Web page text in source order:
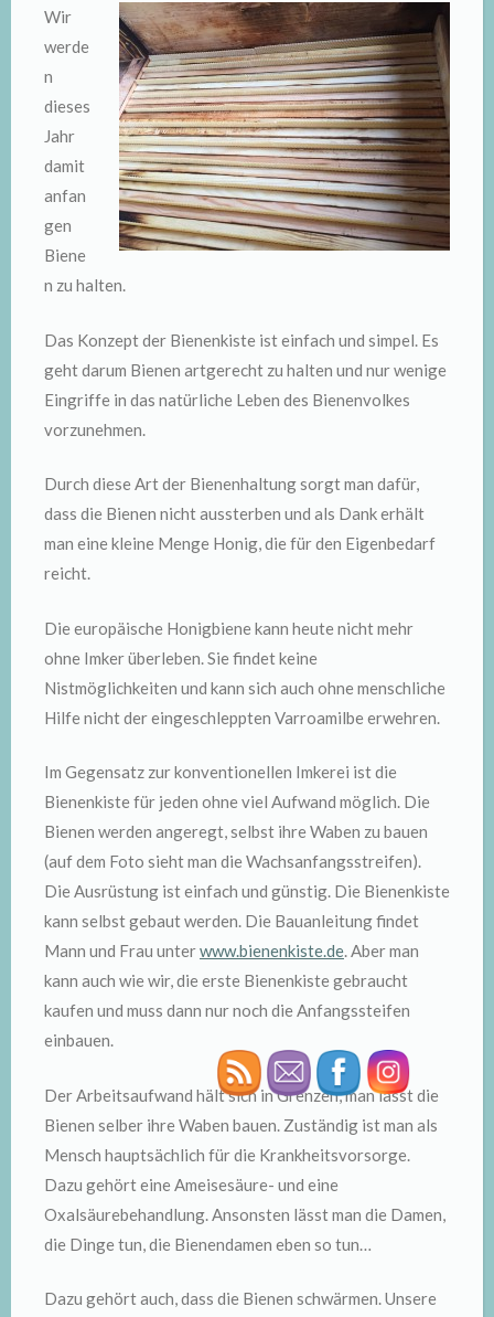
Wir
werde
n
dieses
Jahr
damit
anfan
gen
Biene
n zu halten.
Das Konzept der Bienenkiste ist einfach und simpel. Es
geht darum Bienen artgerecht zu halten und nur wenige
Eingriffe in das natürliche Leben des Bienenvolkes
vorzunehmen.
Durch diese Art der Bienenhaltung sorgt man dafür,
dass die Bienen nicht aussterben und als Dank erhält
man eine kleine Menge Honig, die für den Eigenbedarf
reicht.
Die europäische Honigbiene kann heute nicht mehr
ohne Imker überleben. Sie findet keine
Nistmöglichkeiten und kann sich auch ohne menschliche
Hilfe nicht der eingeschleppten Varroamilbe erwehren.
Im Gegensatz zur konventionellen Imkerei ist die
Bienenkiste für jeden ohne viel Aufwand möglich. Die
Bienen werden angeregt, selbst ihre Waben zu bauen
(auf dem Foto sieht man die Wachsanfangsstreifen).
Die Ausrüstung ist einfach und günstig. Die Bienenkiste
kann selbst gebaut werden. Die Bauanleitung findet
Mann und Frau unterwww.bienenkiste.de. Aber man
kann auch wie wir, die erste Bienenkiste gebraucht
kaufen und muss dann nur noch die Anfangssteifen
einbauen.
Der Arbeitsaufwand hält sich in Grenzen, man lässt die
Bienen selber ihre Waben bauen. Zuständig ist man als
Mensch hauptsächlich für die Krankheitsvorsorge.
Dazu gehört eine Ameisesäure- und eine
Oxalsäurebehandlung. Ansonsten lässt man die Damen,
die Dinge tun, die Bienendamen eben so tun…
Dazu gehört auch, dass die Bienen schwärmen. Unsere